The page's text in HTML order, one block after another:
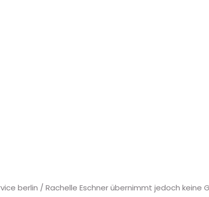
berlin / Rachelle Eschner übernimmt jedoch keine